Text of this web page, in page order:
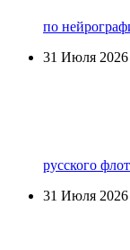
по
31 Июля 2026
русского
31 Июля 2026